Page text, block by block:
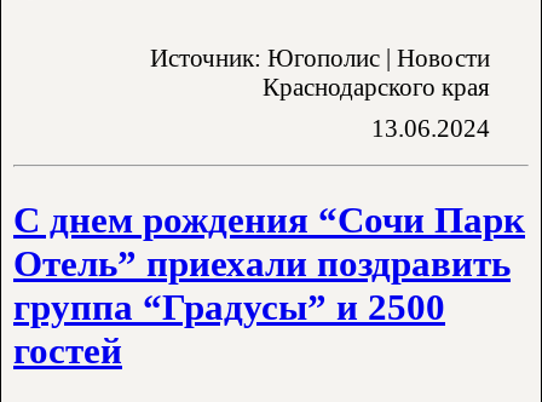
Источник: Югополис | Новости
Краснодарского края
13.06.2024
​С днем рождения “Сочи Парк
Отель” приехали поздравить
группа “Градусы” и 2500
гостей